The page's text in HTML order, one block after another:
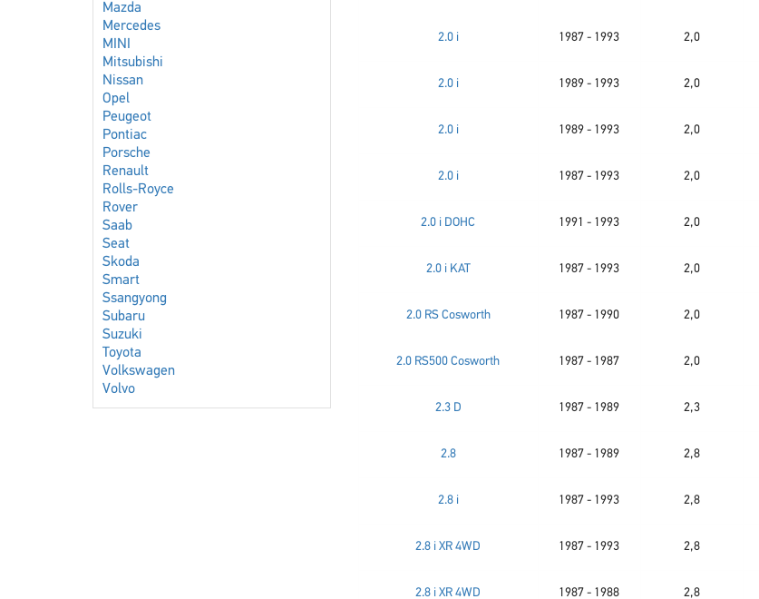
Mazda
Mercedes
MINI
Mitsubishi
Nissan
Opel
Peugeot
Pontiac
Porsche
Renault
Rolls-Royce
Rover
Saab
Seat
Skoda
Smart
Ssangyong
Subaru
Suzuki
Toyota
Volkswagen
Volvo
2.0 i 1987 - 1993 2,0
2.0 i 1989 - 1993 2,0
2.0 i 1989 - 1993 2,0
2.0 i 1987 - 1993 2,0
2.0 i DOHC 1991 - 1993 2,0
2.0 i KAT 1987 - 1993 2,0
2.0 RS Cosworth 1987 - 1990 2,0
2.0 RS500 Cosworth 1987 - 1987 2,0
2.3 D 1987 - 1989 2,3
2.8 1987 - 1989 2,8
2.8 i 1987 - 1993 2,8
2.8 i XR 4WD 1987 - 1993 2,8
2.8 i XR 4WD 1987 - 1988 2,8